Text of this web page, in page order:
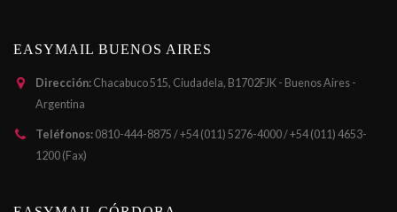
EASYMAIL BUENOS AIRES
Dirección: Chacabuco 515, Ciudadela, B1702FJK - Buenos Aires -
Argentina
Teléfonos: 0810-444-8875 / +54 (011) 5276-4000 / +54 (011) 4653-
1200 (Fax)